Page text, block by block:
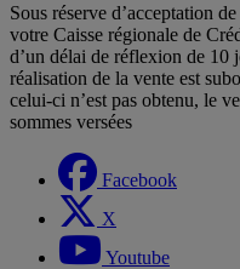
Sous réserve d’acceptation
votre Caisse régionale de
d’un délai de réflexion de 10
réalisation de la vente est
celui-ci n’est pas obtenu, le
sommes versées
Facebook
X
Youtube